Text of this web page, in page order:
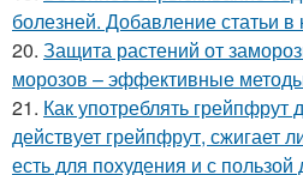
болезней. Добавление статьи
20. Защита растений от
морозов – эффективные
21. Как употреблять грейпфрут
действует грейпфрут, сжигает
есть для похудения и с